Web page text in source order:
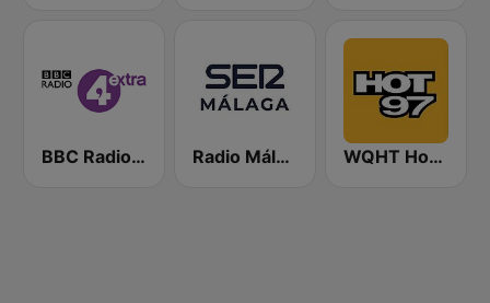
BBC Radio 4 Extra Radio Málaga SER WQHT Hot 97 FM